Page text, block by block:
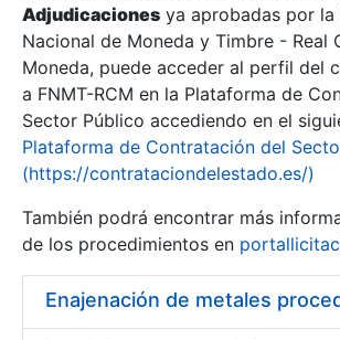
Adjudicaciones ya aprobadas por la
Nacional de Moneda y Timbre - Real
Moneda, puede acceder al perfil del
a FNMT-RCM en la Plataforma de
Sector Público accediendo en el
Plataforma de Contratación del
(https://contrataciondelestado.es/)
También podrá encontrar más
de los procedimientos en